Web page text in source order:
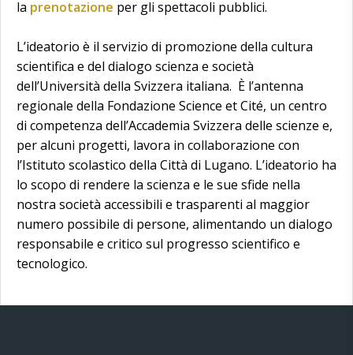
la prenotazione per gli spettacoli pubblici.
L’ideatorio è il servizio di promozione della cultura
scientifica e del dialogo scienza e società
dell’Università della Svizzera italiana. È l’antenna
regionale della Fondazione Science et Cité, un centro
di competenza dell’Accademia Svizzera delle scienze e,
per alcuni progetti, lavora in collaborazione con
l’Istituto scolastico della Città di Lugano. L’ideatorio ha
lo scopo di rendere la scienza e le sue sfide nella
nostra società accessibili e trasparenti al maggior
numero possibile di persone, alimentando un dialogo
responsabile e critico sul progresso scientifico e
tecnologico.